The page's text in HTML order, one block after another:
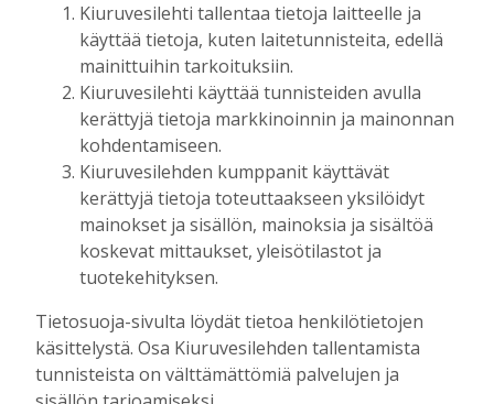
uutisvirran, uudet näköislehdet,
näköislehtien arkiston ja tulevaisuudessa
sähköpostiin lähetettävän uutiskirjeen.
Digitilaukseen kuuluva Kiuruvesi-lehden
näköislehtijulkaistaan tiistai-iltaisin klo 20
osoitteessa kiuruvesilehti.fi/nakoislehti.
Paperilehtitilaussisältää joka viikko
(paitsi vko 52) ilmestyvän paperilehden
julkaisemat erikois- ja liitelehdet.
Jos sinulla on kysymyksiä kansainvälisistä
Kiuruvesilehti tallentaa tietoja laitteelle ja
käyttää tietoja, kuten laitetunnisteita, edellä
mainittuihin tarkoituksiin.
Kiuruvesilehti käyttää tunnisteiden avulla
kerättyjä tietoja markkinoinnin ja mainonnan
kohdentamiseen.
Kiuruvesilehden kumppanit käyttävät
kerättyjä tietoja toteuttaakseen yksilöidyt
mainokset ja sisällön, mainoksia ja sisältöä
koskevat mittaukset, yleisötilastot ja
tuotekehityksen.
Tietosuoja-sivulta löydät tietoa henkilötietojen
käsittelystä. Osa Kiuruvesilehden tallentamista
tunnisteista on välttämättömiä palvelujen ja